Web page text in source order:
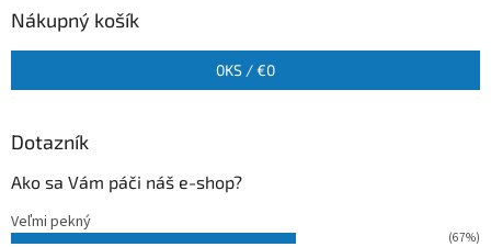
Nákupný košík
0KS /€0
Dotazník
Ako sa Vám páči náš e-shop?
Veľmi pekný
(67%)